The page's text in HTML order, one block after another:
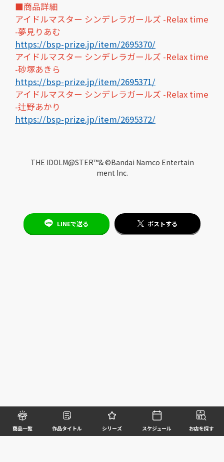
商品一覧 作品タイトル シリーズ スケジュール お店を探す
■商品詳細
アイドルマスター シンデレラガールズ -Relax time
-夢見りあむ
https://bsp-prize.jp/item/2695370/
アイドルマスター シンデレラガールズ -Relax time
-砂塚あきら
https://bsp-prize.jp/item/2695371/
アイドルマスター シンデレラガールズ -Relax time
-辻野あかり
https://bsp-prize.jp/item/2695372/
THE IDOLM@STER™& ©Bandai Namco Entertain
ment Inc.
LINEで送る ポストする